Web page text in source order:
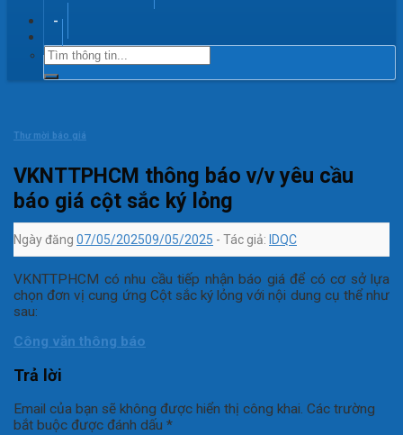
-
Thư mời báo giá
VKNTTPHCM thông báo v/v yêu cầu
báo giá cột sắc ký lỏng
Ngày đăng 07/05/202509/05/2025 - Tác giả: IDQC
VKNTTPHCM có nhu cầu tiếp nhận báo giá để có cơ sở lựa
chọn đơn vị cung ứng Cột sắc ký lỏng với nội dung cụ thể như
sau:
Công văn thông báo
Trả lời
Email của bạn sẽ không được hiển thị công khai. Các trường
bắt buộc được đánh dấu *